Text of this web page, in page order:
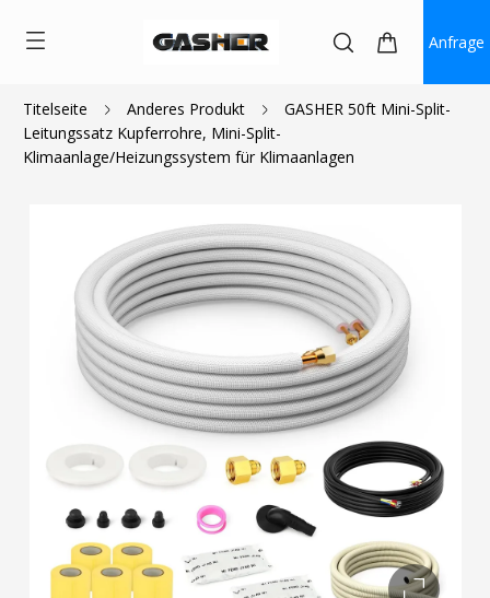
Anfrage
Titelseite Anderes Produkt
GASHER 50ft Mini-Split-
Leitungssatz Kupferrohre, Mini-Split-
Klimaanlage/Heizungssystem für Klimaanlagen
$204.49